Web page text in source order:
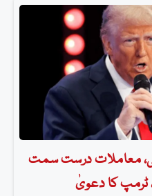
معاملات درست سمت
ٹرمپ کا دعویٰ